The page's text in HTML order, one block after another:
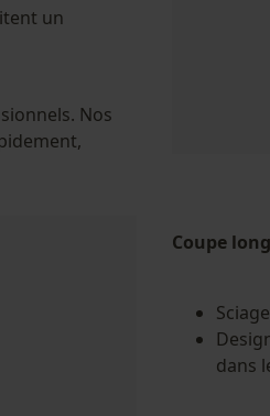
un
Nos
Coupe
dans
Loop54 Personalization
Page d'accueil personnalisée
Géo-IP et détection des utilisateurs